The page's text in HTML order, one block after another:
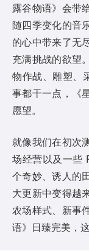
露谷物语》会带
随四季变化的音
的心中带来了无
充满挑战的欲望
物作战、雕塑、
事都干一点，《
愿望。
就像我们在初次
场经营以及一些
个奇妙、诱人的
大更新中变得越
农场样式、新事
语》日臻完美，